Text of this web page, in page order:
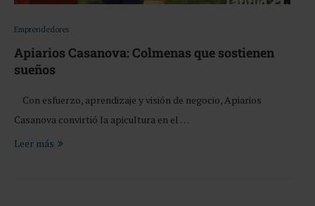
Emprendedores
Apiarios Casanova: Colmenas que sostienen
sueños
Con esfuerzo, aprendizaje y visión de negocio, Apiarios
Casanova convirtió la apicultura en el …
Leer más